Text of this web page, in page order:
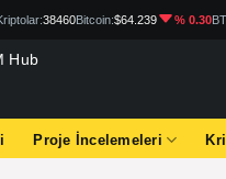
38460Bitcoin:$64.239 % 0.30
Hub
Proje İncelemeleri